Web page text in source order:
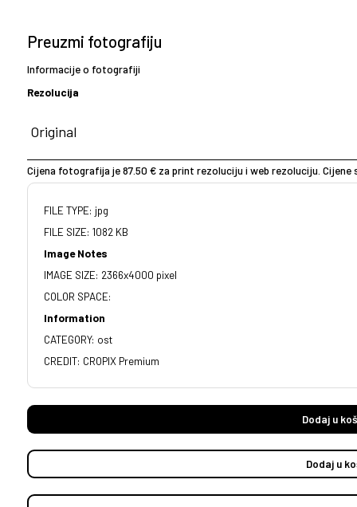
Preuzmi fotografiju
Informacije o fotografiji
Rezolucija
Cijena fotografija je 87.50 € za print rezoluciju i web rezoluciju. Cijene
FILE TYPE: jpg
FILE SIZE: 1082 KB
Image Notes
IMAGE SIZE: 2366x4000 pixel
COLOR SPACE:
Information
CATEGORY: ost
CREDIT: CROPIX Premium
Dodaj u
Dodaj u